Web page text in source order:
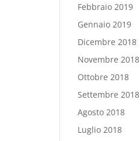
Febbraio 2019
Gennaio 2019
Dicembre 2018
Novembre 2018
Ottobre 2018
Settembre 2018
Agosto 2018
Luglio 2018